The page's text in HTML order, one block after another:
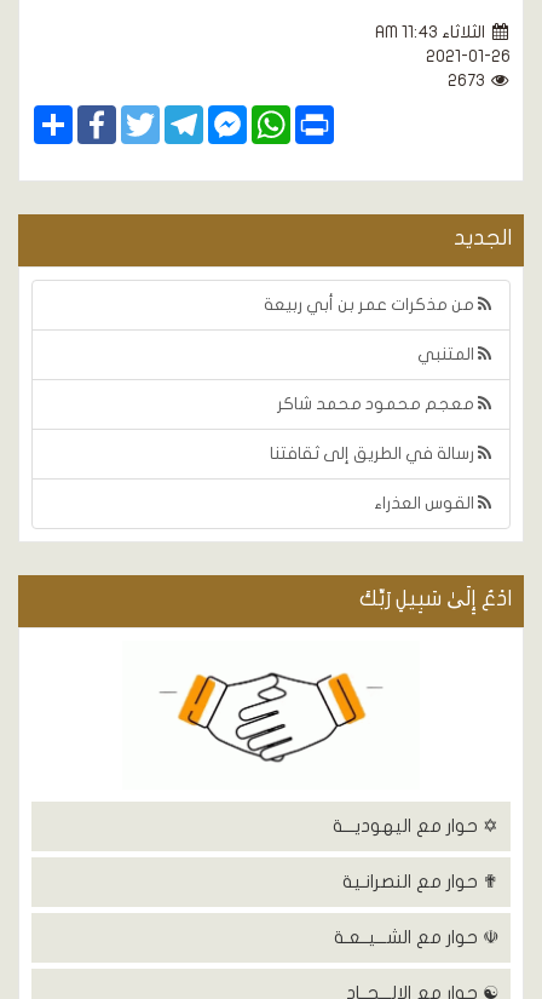
الثلاثاء AM 11:43
2021-01-26
Share
FacebookTwitterTelegramFacebook
Messenger
WhatsApp Print
الجديد
من مذكرات عمر بن أبي ربيعة
المتنبي
معجم محمود محمد شاكر
رسالة في الطريق إلى ثقافتنا
القوس العذراء
ادْعُ إِلَىٰ سَبِيلِ رَبِّكَ
✡ حوار مع اليهوديـــة
✟ حوار مع النصرانـية
☫ حوار مع الشـــيــعـة
☯ حوار مع الإلـــحــاد